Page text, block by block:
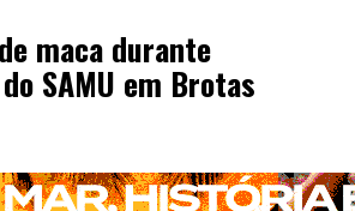
maca durante
SAMU em Brotas